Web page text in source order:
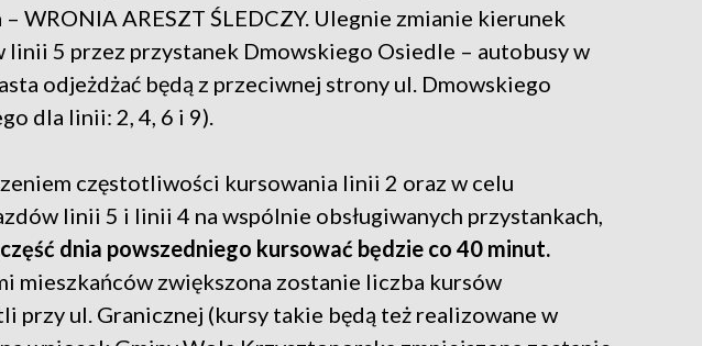
WRONIA ARESZT ŚLEDCZY. Ulegnie zmianie kierunek
linii 5 przez przystanek Dmowskiego Osiedle – autobusy w
odjeżdżać będą z przeciwnej strony ul. Dmowskiego
dla linii: 2, 4, 6 i 9).
częstotliwości kursowania linii 2 oraz w celu
linii 5 i linii 4 na wspólnie obsługiwanych przystankach,
dnia powszedniego kursować będzie co 40 minut.
mieszkańców zwiększona zostanie liczba kursów
przy ul. Granicznej (kursy takie będą też realizowane w